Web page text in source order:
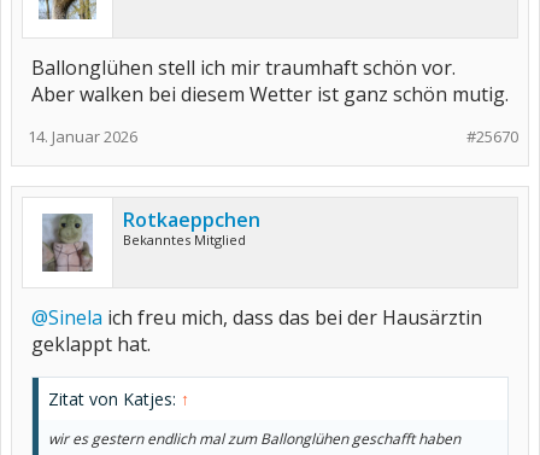
Ballonglühen stell ich mir traumhaft schön vor.
Aber walken bei diesem Wetter ist ganz schön mutig.
#25670
14. Januar 2026
Rotkaeppchen
Bekanntes Mitglied
@Sinela ich freu mich, dass das bei der Hausärztin
geklappt hat.
Zitat von Katjes: ↑
wir es gestern endlich mal zum Ballonglühen geschafft haben